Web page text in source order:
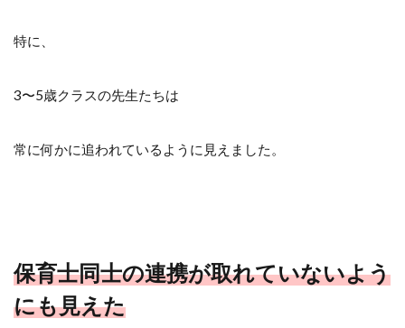
特に、
3〜5歳クラスの先生たちは
常に何かに追われているように見えました。
保育士同士の連携が取れていないよう
にも見えた